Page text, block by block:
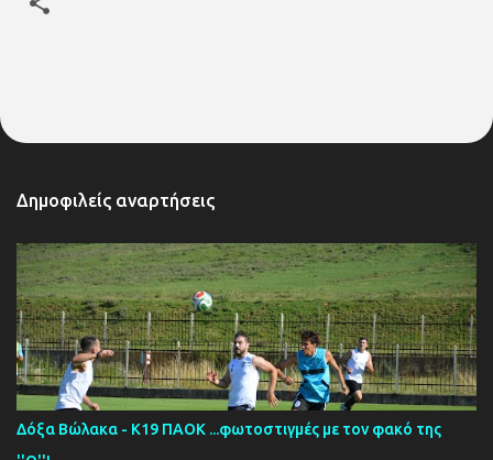
Δημοφιλείς αναρτήσεις
Δόξα Βώλακα - Κ19 ΠΑΟΚ ...φωτοστιγμές με τον φακό της